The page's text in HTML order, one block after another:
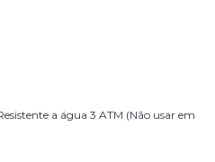
a água 3 ATM (Não usar em